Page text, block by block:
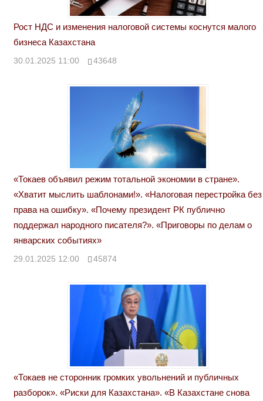
Рост НДС и изменения налоговой системы коснутся малого
бизнеса Казахстана
30.01.2025 11:00 43648
«Токаев объявил режим тотальной экономии в стране».
«Хватит мыслить шаблонами!». «Налоговая перестройка без
права на ошибку». «Почему президент РК публично
поддержал народного писателя?». «Приговоры по делам о
январских событиях»
29.01.2025 12:00 45874
«Токаев не сторонник громких увольнений и публичных
разборок». «Риски для Казахстана». «В Казахстане снова